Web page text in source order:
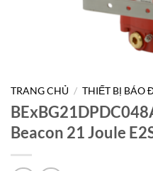
TRANG CHỦ / THIẾT BỊ BÁO
Beacon 21 Joule